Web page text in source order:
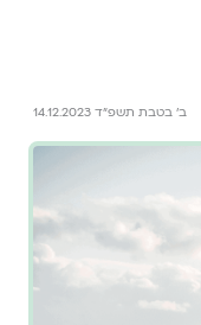
ב׳ בטבת תשפ״ד 14.12.2023